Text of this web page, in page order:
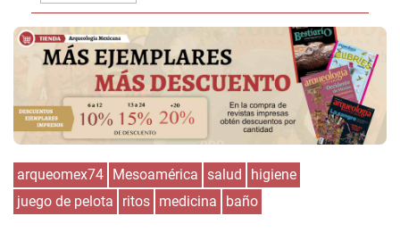
arqueomex74 Mesoamérica salud
higiene
juego de pelota
ritos medicina baño